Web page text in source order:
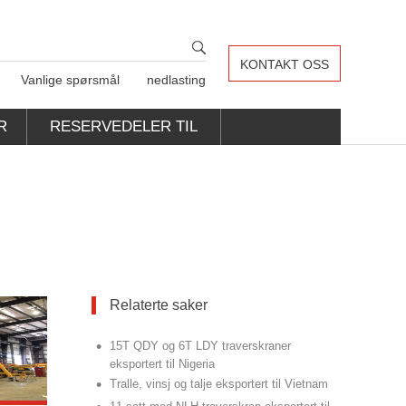
KONTAKT OSS
Vanlige spørsmål
nedlasting
RESERVEDELER TIL
Relaterte saker
•
15T QDY og 6T LDY traverskraner
eksportert til Nigeria
• Tralle, vinsj og talje eksportert til Vietnam